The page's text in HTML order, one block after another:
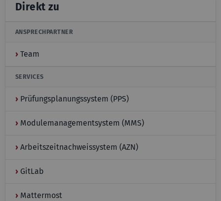
Direkt zu
ANSPRECHPARTNER
› Team
SERVICES
› Prüfungsplanungssystem (PPS)
› Modulemanagementsystem (MMS)
› Arbeitszeitnachweissystem (AZN)
› GitLab
› Mattermost